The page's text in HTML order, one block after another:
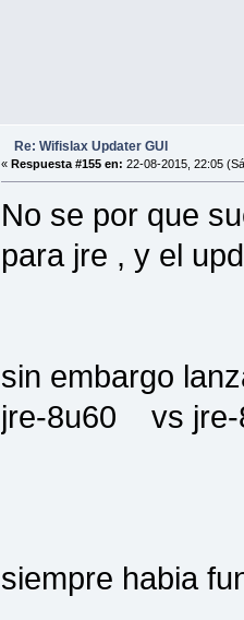
Re: Wifislax Updater GUI
« Respuesta #155 en: 22-08-2015, 22:05
No se por que
para jre , y el
sin embargo
jre-8u60 vs jre-
siempre habia